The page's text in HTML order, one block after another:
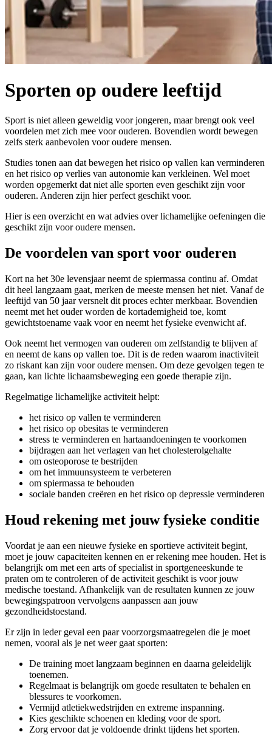
Sporten op oudere leeftijd
Sport is niet alleen geweldig voor jongeren, maar brengt ook veel
voordelen met zich mee voor ouderen. Bovendien wordt bewegen
zelfs sterk aanbevolen voor oudere mensen.
Studies tonen aan dat bewegen het risico op vallen kan verminderen
en het risico op verlies van autonomie kan verkleinen. Wel moet
worden opgemerkt dat niet alle sporten even geschikt zijn voor
ouderen. Anderen zijn hier perfect geschikt voor.
Hier is een overzicht en wat advies over lichamelijke oefeningen die
geschikt zijn voor oudere mensen.
De voordelen van sport voor ouderen
Kort na het 30e levensjaar neemt de spiermassa continu af. Omdat
dit heel langzaam gaat, merken de meeste mensen het niet. Vanaf de
leeftijd van 50 jaar versnelt dit proces echter merkbaar. Bovendien
neemt met het ouder worden de kortademigheid toe, komt
gewichtstoename vaak voor en neemt het fysieke evenwicht af.
Ook neemt het vermogen van ouderen om zelfstandig te blijven af
en neemt de kans op vallen toe. Dit is de reden waarom inactiviteit
zo riskant kan zijn voor oudere mensen. Om deze gevolgen tegen te
gaan, kan lichte lichaamsbeweging een goede therapie zijn.
Regelmatige lichamelijke activiteit helpt:
het risico op vallen te verminderen
het risico op obesitas te verminderen
stress te verminderen en hartaandoeningen te voorkomen
bijdragen aan het verlagen van het cholesterolgehalte
om osteoporose te bestrijden
om het immuunsysteem te verbeteren
om spiermassa te behouden
sociale banden creëren en het risico op depressie verminderen
Houd rekening met jouw fysieke conditie
Voordat je aan een nieuwe fysieke en sportieve activiteit begint,
moet je jouw capaciteiten kennen en er rekening mee houden. Het is
belangrijk om met een arts of specialist in sportgeneeskunde te
praten om te controleren of de activiteit geschikt is voor jouw
medische toestand. Afhankelijk van de resultaten kunnen ze jouw
bewegingspatroon vervolgens aanpassen aan jouw
gezondheidstoestand.
Er zijn in ieder geval een paar voorzorgsmaatregelen die je moet
nemen, vooral als je net weer gaat sporten:
De training moet langzaam beginnen en daarna geleidelijk
toenemen.
Regelmaat is belangrijk om goede resultaten te behalen en
blessures te voorkomen.
Vermijd atletiekwedstrijden en extreme inspanning.
Kies geschikte schoenen en kleding voor de sport.
Zorg ervoor dat je voldoende drinkt tijdens het sporten.